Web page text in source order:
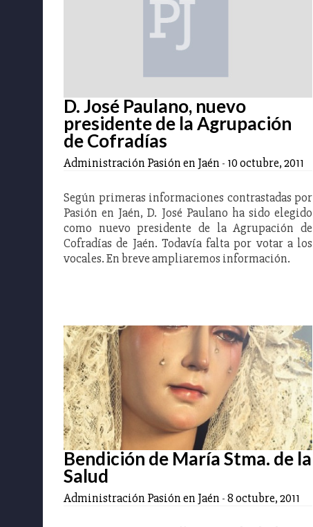
D. José Paulano, nuevo
presidente de la Agrupación
de Cofradías
Administración Pasión en Jaén - 10 octubre, 2011
Según primeras informaciones contrastadas por
Pasión en Jaén, D. José Paulano ha sido elegido
como nuevo presidente de la Agrupación de
Cofradías de Jaén. Todavía falta por votar a los
vocales. En breve ampliaremos información.
Bendición de María Stma. de la
Salud
Administración Pasión en Jaén -8 octubre, 2011